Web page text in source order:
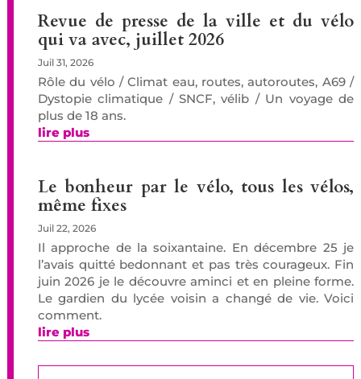
Revue de presse de la ville et du vélo
qui va avec, juillet 2026
Juil 31, 2026
Rôle du vélo / Climat eau, routes, autoroutes, A69 /
Dystopie climatique / SNCF, vélib / Un voyage de
plus de 18 ans.
lire plus
Le bonheur par le vélo, tous les vélos,
même fixes
Juil 22, 2026
Il approche de la soixantaine. En décembre 25 je
l’avais quitté bedonnant et pas très courageux. Fin
juin 2026 je le découvre aminci et en pleine forme.
Le gardien du lycée voisin a changé de vie. Voici
comment.
lire plus